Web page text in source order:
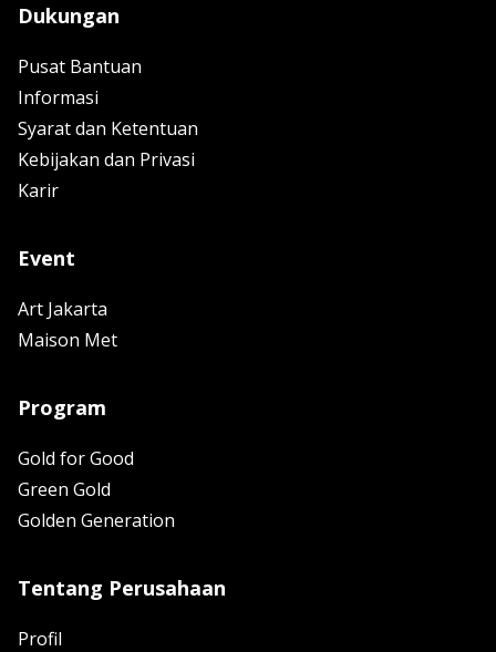
Dukungan
Pusat Bantuan
Informasi
Syarat dan Ketentuan
Kebijakan dan Privasi
Karir
Event
Art Jakarta
Maison Met
Program
Gold for Good
Green Gold
Golden Generation
Tentang Perusahaan
Profil